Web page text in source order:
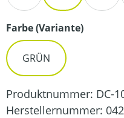
Farbe (Variante)
GRÜN
Produktnummer: DC-
Herstellernummer: